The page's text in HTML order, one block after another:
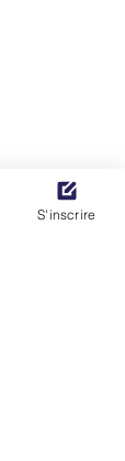
S'inscrire